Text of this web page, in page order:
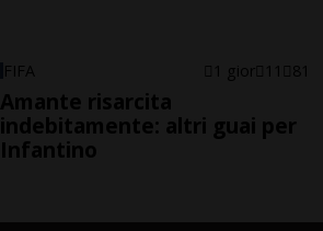
FIFA 1 gior 11 81
Amante risarcita
indebitamente: altri guai per
Infantino